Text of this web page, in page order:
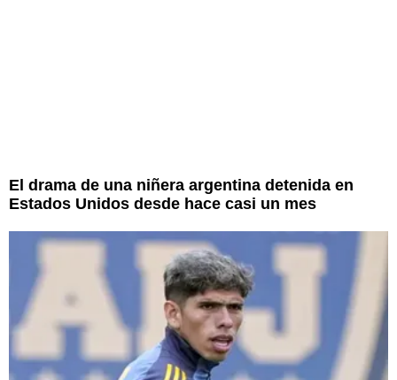
El drama de una niñera argentina detenida en
Estados Unidos desde hace casi un mes